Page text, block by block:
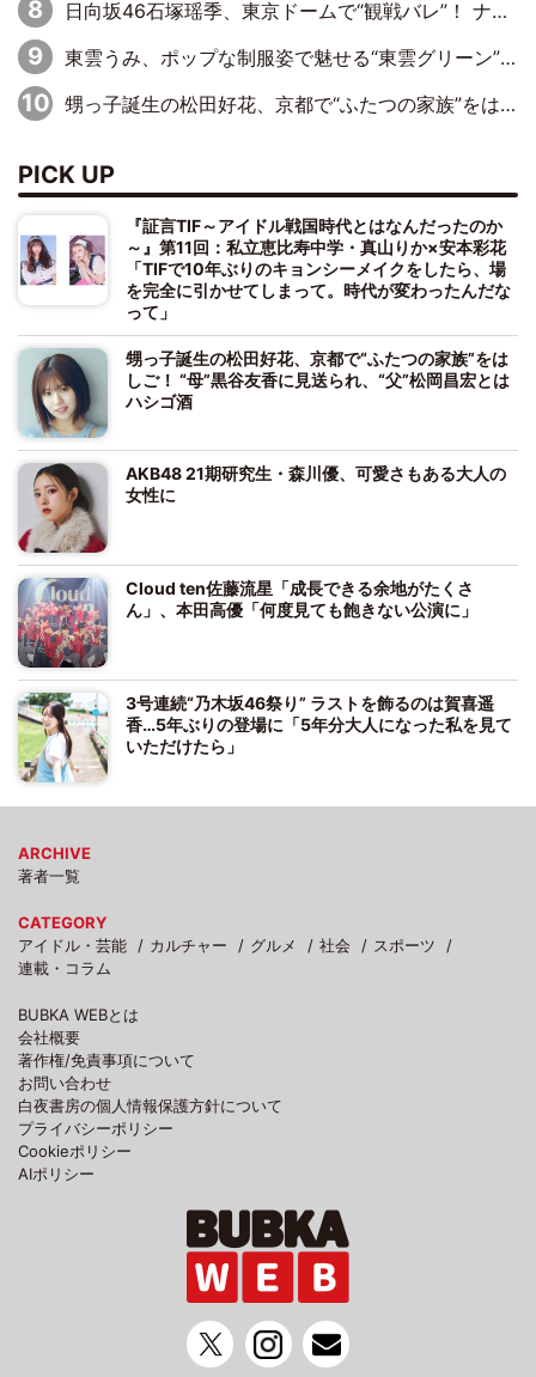
日向坂46石塚瑶季、東京ドームで“観戦バレ”！ ナイツ・塙も認めた「巨人に詳しすぎるアイドル」は元VENUSスクール生で杉内コーチ推し⁉
東雲うみ、ポップな制服姿で魅せる“東雲グリーン”の正体
甥っ子誕生の松田好花、京都で“ふたつの家族”をはしご！ “母”黒谷友香に見送られ、“父”松岡昌宏とはハシゴ酒
PICK UP
『証言TIF～アイドル戦国時代とはなんだったのか
～』第11回：私立恵比寿中学・真山りか×安本彩花
「TIFで10年ぶりのキョンシーメイクをしたら、場
を完全に引かせてしまって。時代が変わったんだな
って」
甥っ子誕生の松田好花、京都で“ふたつの家族”をは
しご！ “母”黒谷友香に見送られ、“父”松岡昌宏とは
ハシゴ酒
AKB48 21期研究生・森川優、可愛さもある大人の
女性に
Cloud ten佐藤流星「成長できる余地がたくさ
ん」、本田高優「何度見ても飽きない公演に」
3号連続“乃木坂46祭り” ラストを飾るのは賀喜遥
香…5年ぶりの登場に「5年分大人になった私を見て
いただけたら」
ARCHIVE
著者一覧
CATEGORY
アイドル・芸能
カルチャー グルメ 社会
スポーツ
連載・コラム
BUBKA WEBとは
会社概要
著作権/免責事項について
お問い合わせ
白夜書房の個人情報保護方針について
プライバシーポリシー
Cookieポリシー
AIポリシー